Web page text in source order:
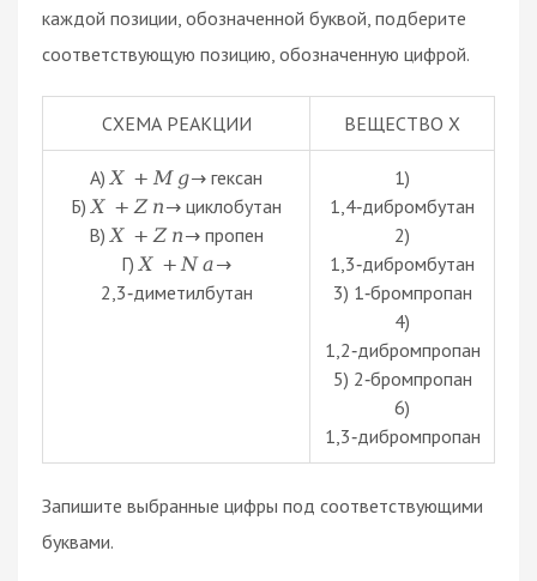
каждой позиции, обозначенной буквой, подберите
соответствующую позицию, обозначенную цифрой.
СХЕМА РЕАКЦИИ ВЕЩЕСТВО X
А) X + M g→гексан
Б) X + Z n→циклобутан
В) X + Z n→пропен
Г) X + Na→
2,3‑диметилбутан
1)
1,4‑дибромбутан
2)
1,3‑дибромбутан
3) 1‑бромпропан
4)
1,2‑дибромпропан
5) 2‑бромпропан
6)
1,3‑дибромпропан
Запишите выбранные цифры под соответствующими
буквами.